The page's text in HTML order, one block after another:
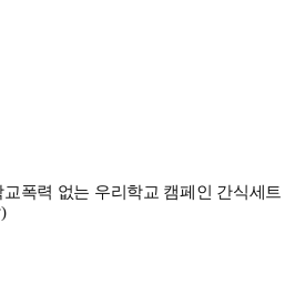
폭력 없는 우리학교 캠페인 간식세트